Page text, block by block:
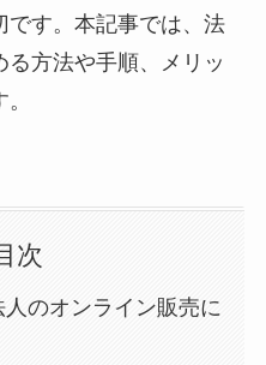
です。本記事では、法
る方法や手順、メリッ
次
のオンライン販売に